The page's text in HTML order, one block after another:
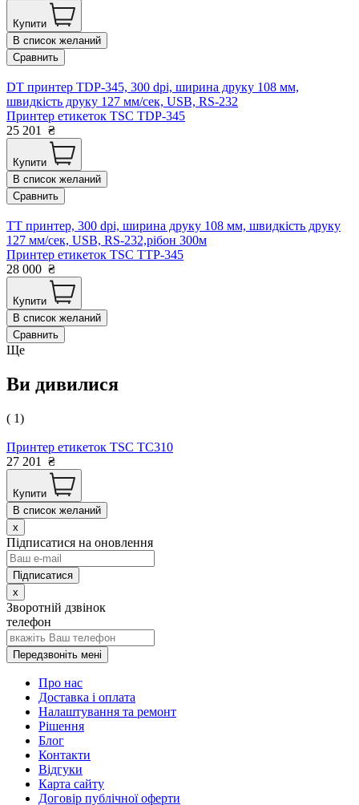
Купити
В список желаний
Сравнить
DT принтер TDP-345, 300 dpi, ширина друку 108 мм,
швидкість друку 127 мм/сек, USB, RS-232
Принтер етикеток TSC TDP-345
25 201
₴
Купити
В список желаний
Сравнить
TT принтер, 300 dpi, ширина друку 108 мм, швидкість друку
127 мм/сек, USB, RS-232,рібон 300м
Принтер етикеток TSC TTP-345
28 000 ₴
Купити
В список желаний
Сравнить
Ще
Ви дивилися
( 1)
Принтер етикеток TSC TC310
27 201
₴
Купити
В список желаний
x
Підписатися на оновлення
x
Зворотній дзвінок
телефон
Передзвоніть мені
Про нас
Доставка і оплата
Налаштування та ремонт
Рішення
Блог
Контакти
Відгуки
Карта сайту
Договір публічної оферти